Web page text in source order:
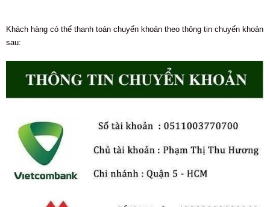
Khách hàng có thể thanh toán chuyển khoản theo thông tin chuyển khoản
sau: